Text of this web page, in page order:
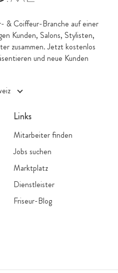
& Coiffeur-Branche auf einer
Kunden, Salons, Stylisten,
zusammen. Jetzt kostenlos
und neue Kunden
Links
Mitarbeiter finden
Jobs suchen
Marktplatz
Dienstleister
Friseur-Blog